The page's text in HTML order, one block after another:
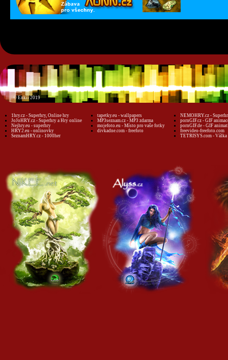
© Enkii 2019
1hry.cz - Superhry, Online hry
JoJoHRY.cz - Superhry a Hry online
Nejhry.eu - superhry
HRY2.eu - onlinovky
SeznamHRY.cz - 1000her
tapetky.eu - wallpapers
MP3seznam.cz - MP3 zdarma
mojefoto.eu - Místo pro vaše fotky
divkadne.com - freefoto
NEMOHRY.cz -
pornGIF.cz - GIF
pornGIF.de - GIF
freevideo-freefoto.com
TETRISYS.com - Válka